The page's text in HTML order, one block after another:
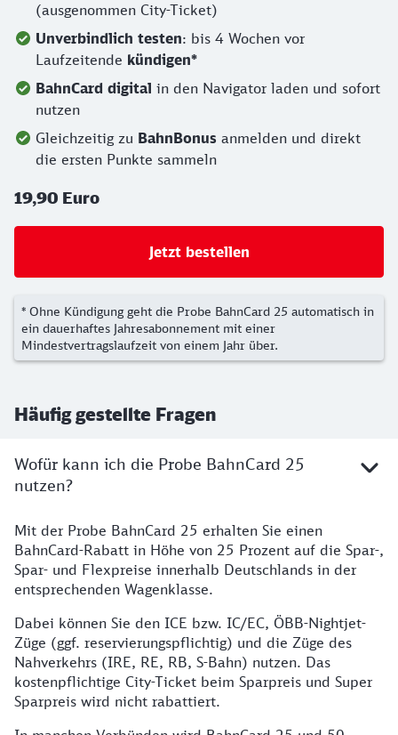
(ausgenommen City-Ticket)
Unverbindlich testen: bis 4 Wochen vor
Laufzeitende kündigen*
BahnCard digital in den Navigator laden und sofort
nutzen
Gleichzeitig zu BahnBonus anmelden und direkt
die ersten Punkte sammeln
19,90 Euro
Jetzt bestellen
* Ohne Kündigung geht die Probe BahnCard 25 automatisch in
ein dauerhaftes Jahresabonnement mit einer
Mindestvertragslaufzeit von einem Jahr über.
Häufig gestellte Fragen
Wofür kann ich die Probe BahnCard 25
nutzen?
Mit der Probe BahnCard 25 erhalten Sie einen
BahnCard-Rabatt in Höhe von 25 Prozent auf die Spar-,
Spar- und Flexpreise innerhalb Deutschlands in der
entsprechenden Wagenklasse.
Dabei können Sie den ICE bzw. IC/EC, ÖBB-Nightjet-
Züge (ggf. reservierungspflichtig) und die Züge des
Nahverkehrs (IRE, RE, RB, S-Bahn) nutzen. Das
kostenpflichtige City-Ticket beim Sparpreis und Super
Sparpreis wird nicht rabattiert.